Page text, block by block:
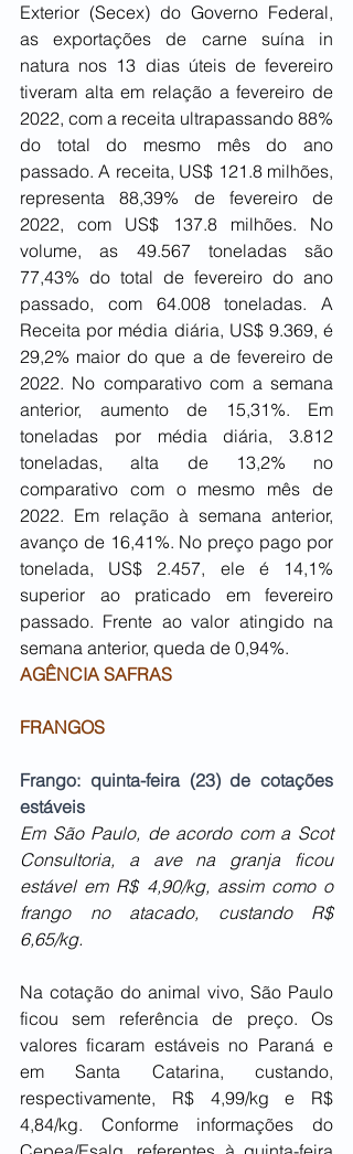
Exterior (Secex) do Governo Federal,
as exportações de carne suína in
natura nos 13 dias úteis de fevereiro
tiveram alta em relação a fevereiro de
2022, com a receita ultrapassando 88%
do total do mesmo mês do ano
passado. A receita, US$ 121.8 milhões,
representa 88,39% de fevereiro de
2022, com US$ 137.8 milhões. No
volume, as 49.567 toneladas são
77,43% do total de fevereiro do ano
passado, com 64.008 toneladas. A
Receita por média diária, US$ 9.369, é
29,2% maior do que a de fevereiro de
2022. No comparativo com a semana
anterior, aumento de 15,31%. Em
toneladas por média diária, 3.812
toneladas, alta de 13,2% no
comparativo com o mesmo mês de
2022. Em relação à semana anterior,
avanço de 16,41%. No preço pago por
tonelada, US$ 2.457, ele é 14,1%
superior ao praticado em fevereiro
passado. Frente ao valor atingido na
semana anterior, queda de 0,94%.
AGÊNCIA SAFRAS
FRANGOS
Frango: quinta-feira (23) de cotações
estáveis
Em São Paulo, de acordo com a Scot
Consultoria, a ave na granja ficou
estável em R$ 4,90/kg, assim como o
frango no atacado, custando R$
6,65/kg.
Na cotação do animal vivo, São Paulo
ficou sem referência de preço. Os
valores ficaram estáveis no Paraná e
em Santa Catarina, custando,
respectivamente, R$ 4,99/kg e R$
4,84/kg. Conforme informações do